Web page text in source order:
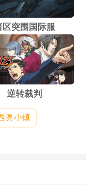
区突围国际服
逆转裁判
奥小镇